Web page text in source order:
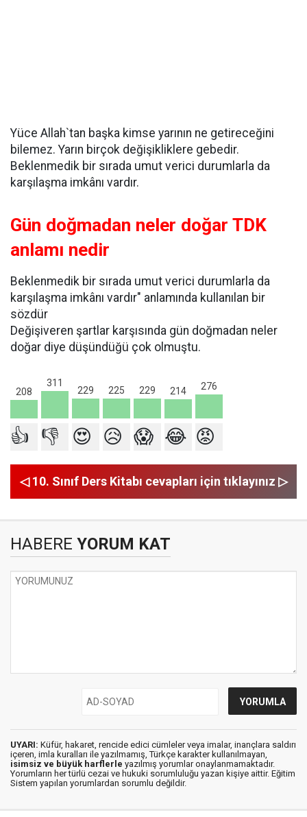
Yüce Allah`tan başka kimse yarının ne getireceğini
bilemez. Yarın birçok değişikliklere gebedir.
Beklenmedik bir sırada umut verici durumlarla da
karşılaşma imkânı vardır.
Gün doğmadan neler doğar TDK
anlamı nedir
Beklenmedik bir sırada umut verici durumlarla da
karşılaşma imkânı vardır" anlamında kullanılan bir
sözdür
Değişiveren şartlar karşısında gün doğmadan neler
doğar diye düşündüğü çok olmuştu.
208
311
229 225 229 214 276
👍 👎 😍 😥 😱 😂 😡
◁ 10. Sınıf Ders Kitabı cevapları için tıklayınız ▷
HABERE YORUM KAT
UYARI: Küfür, hakaret, rencide edici cümleler veya imalar, inançlara saldırı
içeren, imla kuralları ile yazılmamış, Türkçe karakter kullanılmayan,
isimsiz ve büyük harflerle yazılmış yorumlar onaylanmamaktadır.
Yorumların her türlü cezai ve hukuki sorumluluğu yazan kişiye aittir. Eğitim
Sistem yapılan yorumlardan sorumlu değildir.